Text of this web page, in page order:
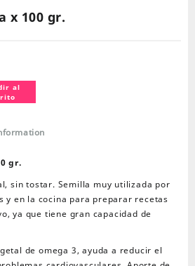
x 100 gr.
al
gr.
sin tostar. Semilla muy utilizada por
y en la cocina para preparar recetas
ya que tiene gran capacidad de
de omega 3, ayuda a reducir el